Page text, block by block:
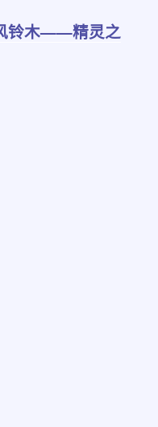
铃木——精灵之